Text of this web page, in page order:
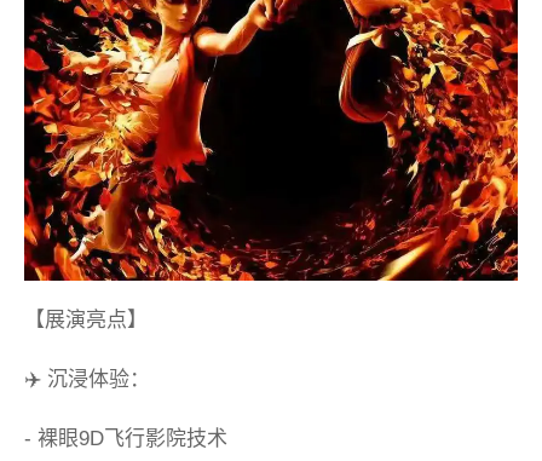
【展演亮点】
✈️ 沉浸体验：
- 裸眼9D飞行影院技术